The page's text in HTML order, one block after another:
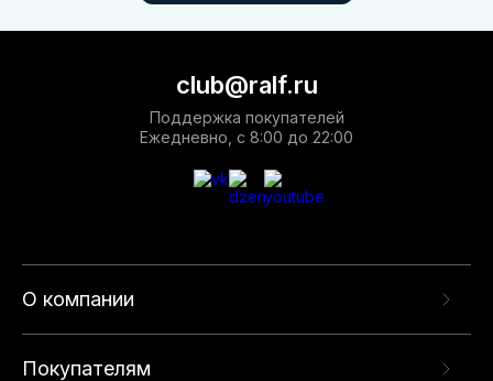
О компании
Покупателям
club@ralf.ru
Поддержка покупателей
Ежедневно, с 8:00 до 22:00